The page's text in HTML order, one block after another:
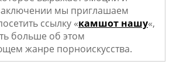
мы приглашаем
ссылку «камшот нашу«,
больше об этом
жанре порноискусства.